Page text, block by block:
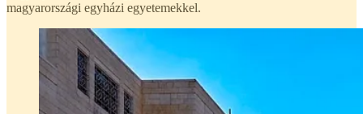
magyarországi egyházi egyetemekkel.